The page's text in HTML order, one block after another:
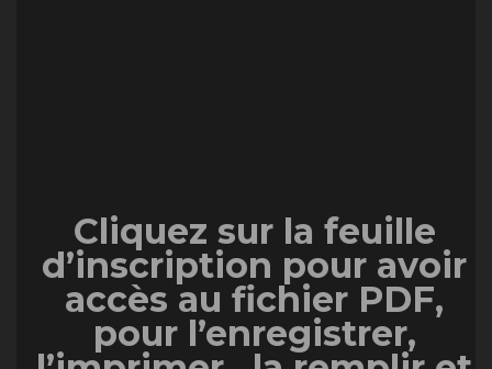
Cliquez sur la feuille
d’inscription pour avoir
accès au fichier PDF,
pour l’enregistrer,